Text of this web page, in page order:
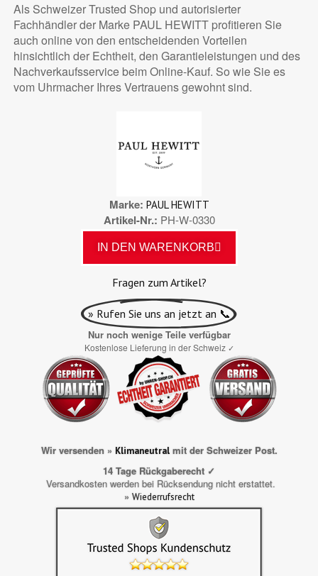
Als Schweizer Trusted Shop und autorisierter
Fachhändler der Marke PAUL HEWITT profitieren Sie
auch online von den entscheidenden Vorteilen
hinsichtlich der Echtheit, den Garantieleistungen und des
Nachverkaufsservice beim Online-Kauf. So wie Sie es
vom Uhrmacher Ihres Vertrauens gewohnt sind.
Marke PAUL HEWITT
Artikel-Nr. PH-W-0330
IN DEN WARENKORB
Fragen zum Artikel?
» Rufen Sie uns an jetzt an 📞
Nur noch wenige Teile verfügbar
Kostenlose Lieferung in der Schweiz ✓
Wir versenden » Klimaneutralmit der Schweizer Post.
14 Tage Rückgaberecht ✓
Versandkosten werden bei Rücksendung nicht erstattet.
» Wiederrufsrecht